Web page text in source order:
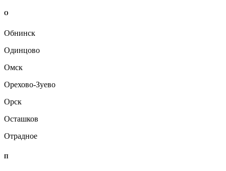
О
Обнинск
Одинцово
Омск
Орехово-Зуево
Орск
Осташков
Отрадное
П